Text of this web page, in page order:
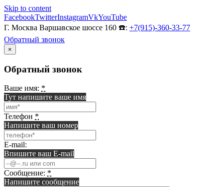
Skip to content
FacebookTwitterInstagramVkYouTube
Г. Москва Варшавское шоссе 160 ☎️: +7(915)-360-33-77
Обратный звонок
×
Обратный звонок
Ваше имя: *
Тут напишите ваше имя
Телефон *
Напишите ваш номер
E-mail:
Впишите ваш E-mail
Сообщение: *
Напишите сообщение